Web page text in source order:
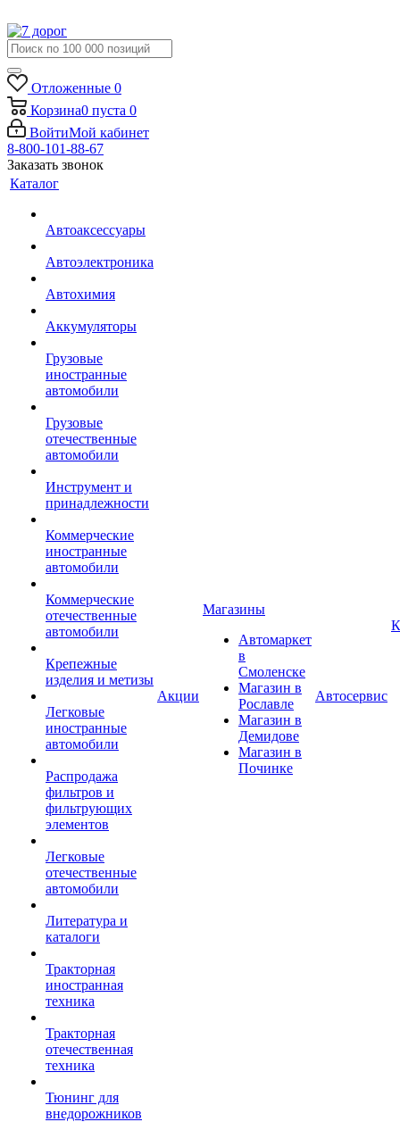
Отложенные 0
Корзина0 пуста 0
ВойтиМой кабинет
8-800-101-88-67
Заказать звонок
Каталог
Автоаксессуары
Автоэлектроника
Автохимия
Аккумуляторы
Грузовые
иностранные
автомобили
Грузовые
отечественные
автомобили
Инструмент и
принадлежности
Коммерческие
иностранные
автомобили
Коммерческие
отечественные
автомобили
Крепежные
изделия и метизы
Легковые
иностранные
автомобили
Распродажа
фильтров и
фильтрующих
элементов
Легковые
отечественные
автомобили
Литература и
каталоги
Тракторная
иностранная
техника
Тракторная
отечественная
техника
Тюнинг для
внедорожников
Акции
Магазины
Автомаркет
в
Смоленске
Магазин в
Рославле
Магазин в
Демидове
Магазин в
Починке
Автосервис